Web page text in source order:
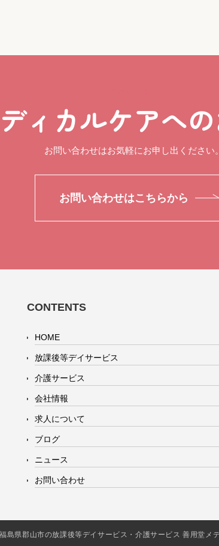
ィカルケアへ
お問い合わせはお気軽にお申し出ください。
お問い合わせはこちらから
CONTENTS
HOME
放課後等デイサービス
介護サービス
会社情報
求人について
ブログ
ニュース
お問い合わせ
島県郡山市の放課後等デイサービス・介護サービス 善用堂メ